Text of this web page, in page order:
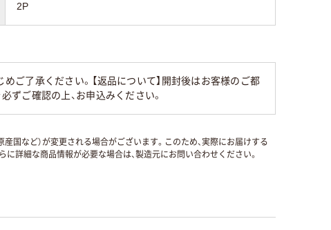
2P
ご了承ください。【返品について】開封後はお客様のご都
ずご確認の上、お申込みください。
産国など）が変更される場合がございます。このため、実際にお届けする
詳細な商品情報が必要な場合は、製造元にお問い合わせください。